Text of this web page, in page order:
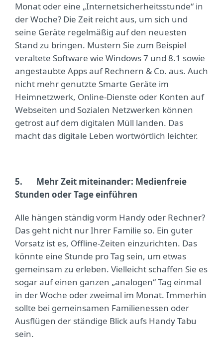
Monat oder eine „Internetsicherheitsstunde“ in
der Woche? Die Zeit reicht aus, um sich und
seine Geräte regelmäßig auf den neuesten
Stand zu bringen. Mustern Sie zum Beispiel
veraltete Software wie Windows 7 und 8.1 sowie
angestaubte Apps auf Rechnern & Co. aus. Auch
nicht mehr genutzte Smarte Geräte im
Heimnetzwerk, Online-Dienste oder Konten auf
Webseiten und Sozialen Netzwerken können
getrost auf dem digitalen Müll landen. Das
macht das digitale Leben wortwörtlich leichter.
5. Mehr Zeit miteinander: Medienfreie
Stunden oder Tage einführen
Alle hängen ständig vorm Handy oder Rechner?
Das geht nicht nur Ihrer Familie so. Ein guter
Vorsatz ist es, Offline-Zeiten einzurichten. Das
könnte eine Stunde pro Tag sein, um etwas
gemeinsam zu erleben. Vielleicht schaffen Sie es
sogar auf einen ganzen „analogen“ Tag einmal
in der Woche oder zweimal im Monat. Immerhin
sollte bei gemeinsamen Familienessen oder
Ausflügen der ständige Blick aufs Handy Tabu
sein.